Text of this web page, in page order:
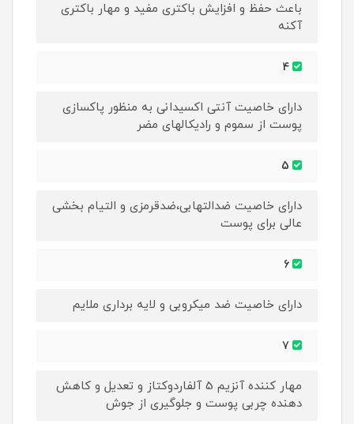
باعث حفظ و افزایش باکتری مفید و مهار باکتری
آکنه
دارای خاصیت آنتی اکسیدانی به منظور پاکسازی
پوست از سموم و رادیکالهای مضر
دارای خاصیت ضدالتهابی،ضدقرمزی و التیام بخشی
عالی برای پوست
دارای خاصیت ضد میکروبی و لایه برداری ملایم
مهار کننده آنزیم 5 آلفاردوکتاز و تعدیل و کاهش
دهنده چربی پوست و جلوگیری از جوش